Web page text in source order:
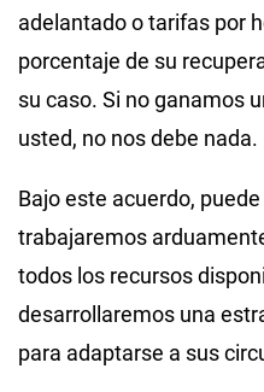
adelantado o tarifas por
porcentaje de su
su caso. Si no ganamos
usted, no nos debe nada.
Bajo este acuerdo,
trabajaremos
todos los recursos
desarrollaremos una
para adaptarse a sus